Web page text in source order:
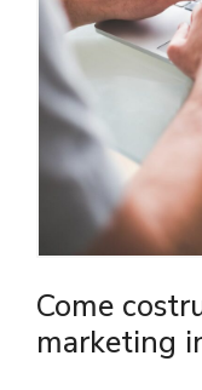
Come
marketing